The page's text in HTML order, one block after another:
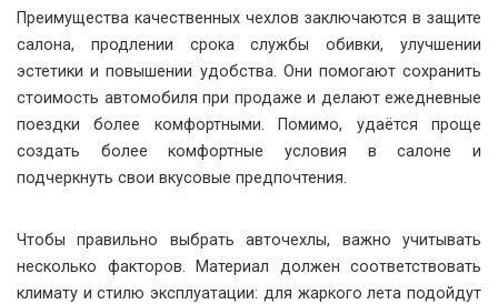
Преимущества качественных чехлов заключаются в защите
салона, продлении срока службы обивки, улучшении
эстетики и повышении удобства. Они помогают сохранить
стоимость автомобиля при продаже и делают ежедневные
поездки более комфортными. Помимо, удаётся проще
создать более комфортные условия в салоне и
подчеркнуть свои вкусовые предпочтения.
Чтобы правильно выбрать авточехлы, важно учитывать
несколько факторов. Материал должен соответствовать
климату и стилю эксплуатации: для жаркого лета подойдут